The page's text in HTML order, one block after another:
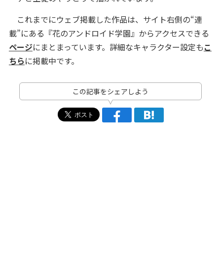
これまでにウェブ掲載した作品は、サイト右側の“連
載”にある『花のアンドロイド学園』からアクセスできる
ページにまとまっています。詳細なキャラクター設定もこ
ちらに掲載中です。
この記事をシェアしよう